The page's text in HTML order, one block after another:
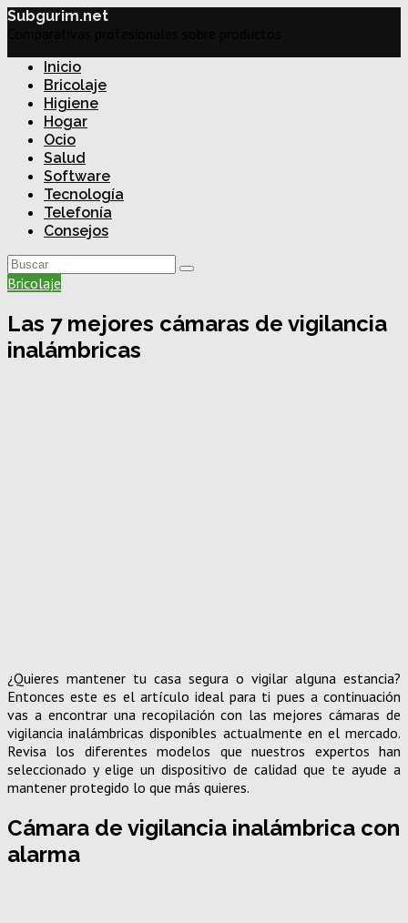
Subgurim.net
Inicio
Bricolaje
Higiene
Hogar
Ocio
Salud
Software
Tecnología
Telefonía
Consejos
Bricolaje
Las 7 mejores cámaras de vigilancia
inalámbricas
¿Quieres mantener tu casa segura o vigilar alguna estancia?
Entonces este es el artículo ideal para ti pues a continuación
vas a encontrar una recopilación con las mejores cámaras de
vigilancia inalámbricas disponibles actualmente en el mercado.
Revisa los diferentes modelos que nuestros expertos han
seleccionado y elige un dispositivo de calidad que te ayude a
mantener protegido lo que más quieres.
Cámara de vigilancia inalámbrica con
alarma